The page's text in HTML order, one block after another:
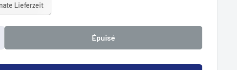
Lieferzeit
Épuisé